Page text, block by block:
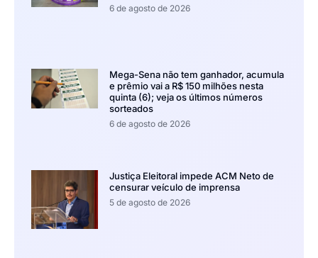
6 de agosto de 2026
Mega-Sena não tem ganhador, acumula
e prêmio vai a R$ 150 milhões nesta
quinta (6); veja os últimos números
sorteados
6 de agosto de 2026
Justiça Eleitoral impede ACM Neto de
censurar veículo de imprensa
5 de agosto de 2026